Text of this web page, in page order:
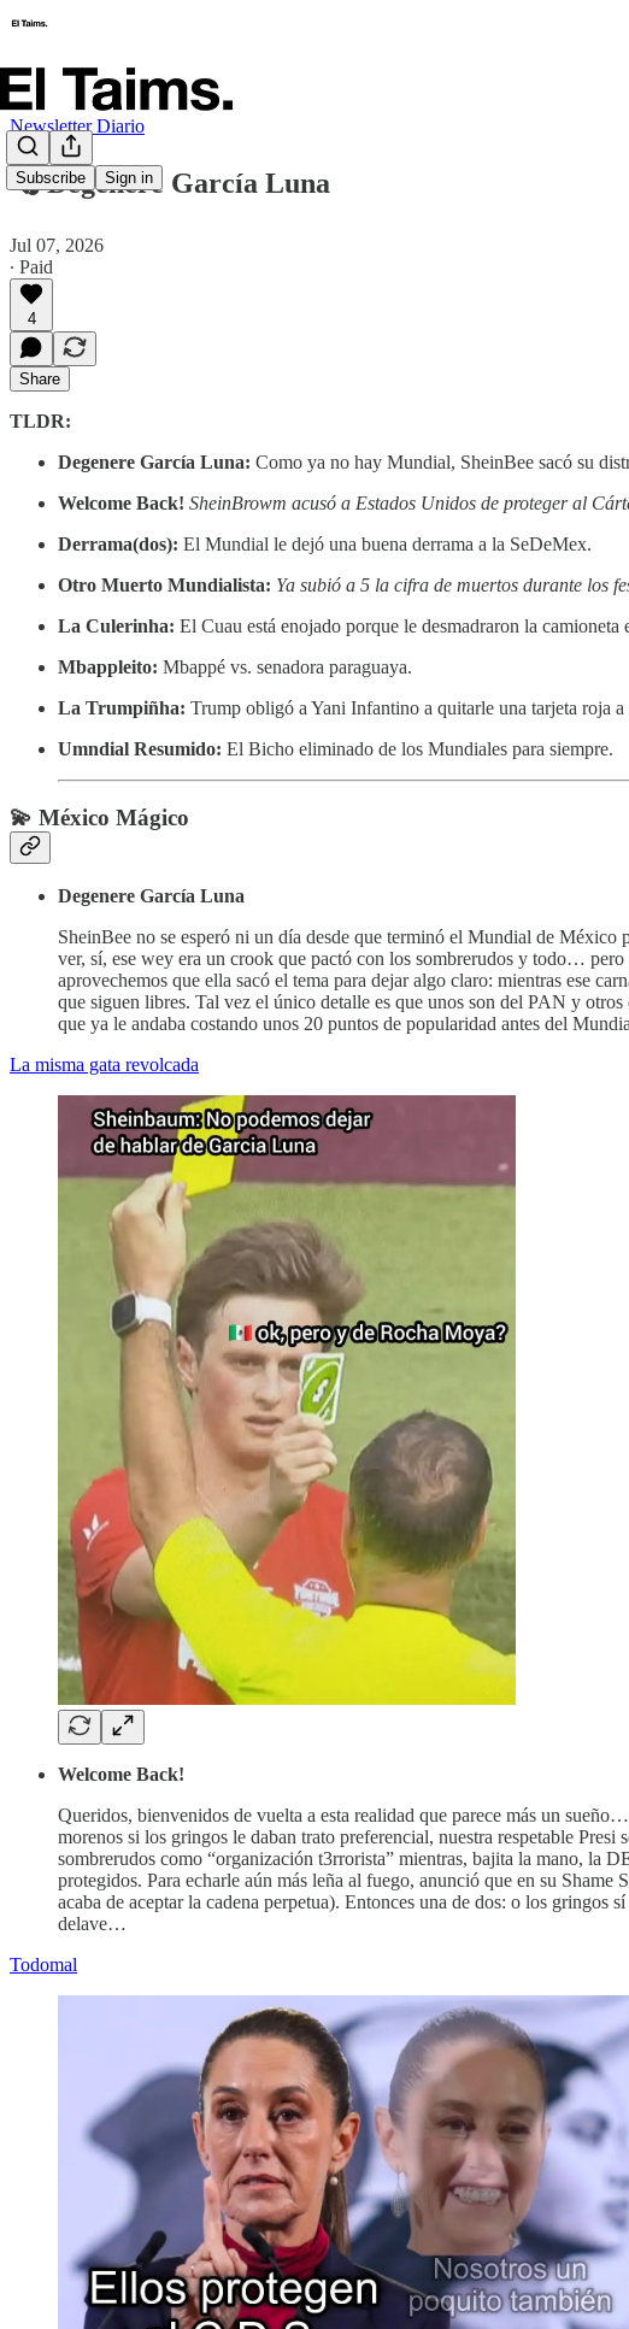
Subscribe Sign in
Newsletter Diario
🗞️ Degenere García Luna
Jul 07, 2026
∙ Paid
4
Share
TLDR:
Degenere García Luna: Como ya no hay Mundial, SheinBee sacó su
Welcome Back! SheinBrowm acusó a Estados Unidos de proteger al
Derrama(dos): El Mundial le dejó una buena derrama a la SeDeMex.
Otro Muerto Mundialista: Ya subió a 5 la cifra de muertos durante los
La Culerinha: El Cuau está enojado porque le desmadraron la camioneta
Mbappleito: Mbappé vs. senadora paraguaya.
La Trumpiñha: Trump obligó a Yani Infantino a quitarle una tarjeta roja
Umndial Resumido: El Bicho eliminado de los Mundiales para siempre.
💫 México Mágico
Degenere García Luna
SheinBee no se esperó ni un día desde que terminó el Mundial de México
ver, sí, ese wey era un crook que pactó con los sombrerudos y todo…
aprovechemos que ella sacó el tema para dejar algo claro: mientras ese
que siguen libres. Tal vez el único detalle es que unos son del PAN y
que ya le andaba costando unos 20 puntos de popularidad antes del
La misma gata revolcada
Welcome Back!
Queridos, bienvenidos de vuelta a esta realidad que parece más un
morenos si los gringos le daban trato preferencial, nuestra respetable
sombrerudos como “organización t3rrorista” mientras, bajita la mano, la
protegidos. Para echarle aún más leña al fuego, anunció que en su
acaba de aceptar la cadena perpetua). Entonces una de dos: o los
delave…
Todomal